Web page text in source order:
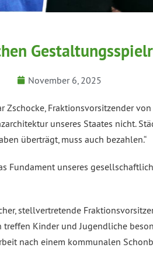
November 6, 2025
Fraktionsvorsitzender
unseres Staates nicht.
überträgt, muss auch bezahlen.“
Fundament unseres
stellvertretende
Kinder und Jugendliche
nach einem kommunalen